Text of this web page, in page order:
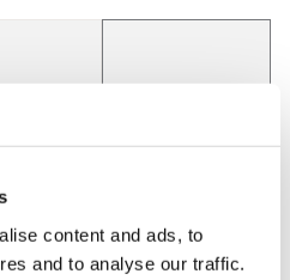
content and ads, to
and to analyse our traffic.